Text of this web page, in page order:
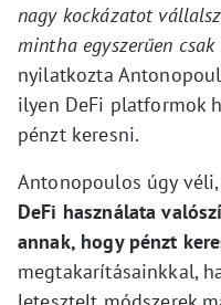
nagy kockázatot
mintha egyszerűen
nyilatkozta
ilyen DeFi platformok
pénzt keresni.
Antonopoulos úgy
DeFi használata
annak, hogy pénzt
megtakarításainkkal,